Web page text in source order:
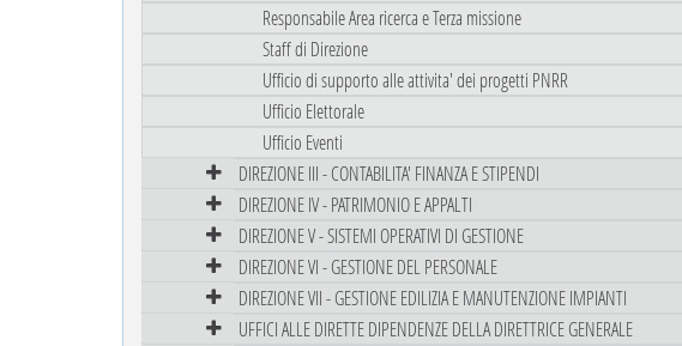
Responsabile Area ricerca e Terza missione
Staff di Direzione
Ufficio di supporto alle attivita' dei progetti PNRR
Ufficio Elettorale
Ufficio Eventi
DIREZIONE III - CONTABILITA' FINANZA E STIPENDI
DIREZIONE IV - PATRIMONIO E APPALTI
DIREZIONE V - SISTEMI OPERATIVI DI GESTIONE
DIREZIONE VI - GESTIONE DEL PERSONALE
DIREZIONE VII - GESTIONE EDILIZIA E MANUTENZIONE IMPIANTI
UFFICI ALLE DIRETTE DIPENDENZE DELLA DIRETTRICE GENERALE